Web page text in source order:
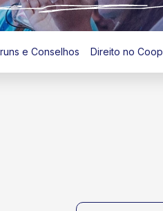
e Conselhos Direito no Coop